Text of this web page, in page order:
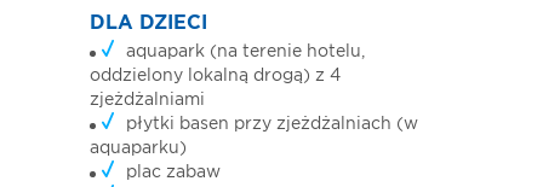
DLA DZIECI
aquapark (na terenie hotelu,
oddzielony lokalną drogą) z 4
zjeżdżalniami
płytki basen przy zjeżdżalniach (w
aquaparku)
plac zabaw